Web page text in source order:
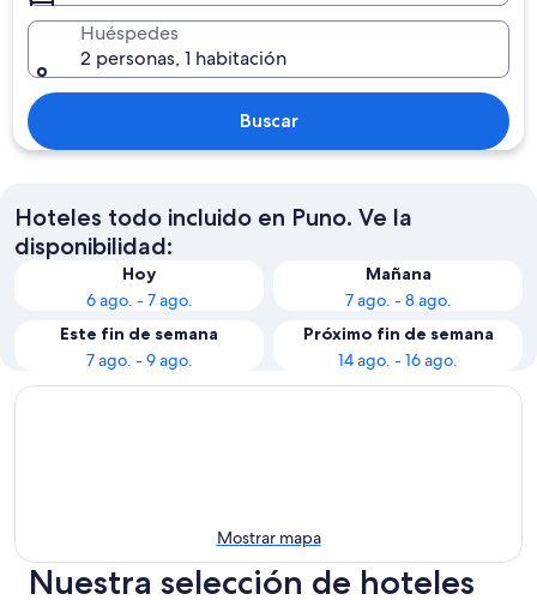
Huéspedes
2 personas, 1 habitación
Buscar
Hoteles todo incluido en Puno. Ve la
disponibilidad:
Hoy
6 ago. - 7 ago.
Mañana
7 ago. - 8 ago.
Este fin de semana
7 ago. - 9 ago.
Próximo fin de semana
14 ago. - 16 ago.
Mostrar mapa
Nuestra selección de hoteles